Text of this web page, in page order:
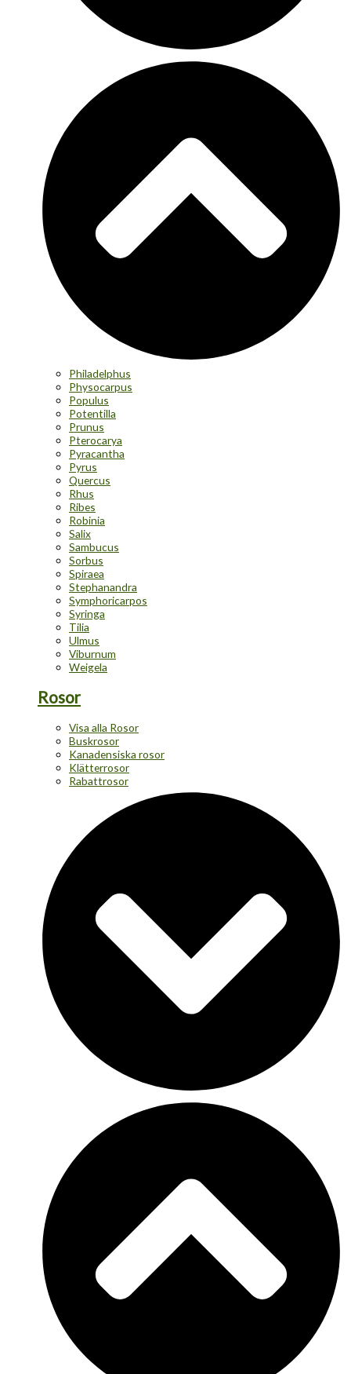
Philadelphus
Physocarpus
Populus
Potentilla
Prunus
Pterocarya
Pyracantha
Pyrus
Quercus
Rhus
Ribes
Robinia
Salix
Sambucus
Sorbus
Spiraea
Stephanandra
Symphoricarpos
Syringa
Tilia
Ulmus
Viburnum
Weigela
Rosor
Visa alla Rosor
Buskrosor
Kanadensiska rosor
Klätterrosor
Rabattrosor